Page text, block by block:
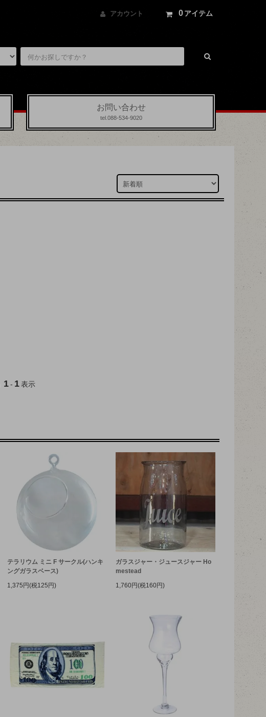
アカウント 0 アイテム
お問い合わせ
tel.088-534-9020
1- 1表示
テラリウム ミニ F サークル(ハンキ
ングガラスベース)
1,375円(税125円)
ガラスジャー・ジュースジャー Ho
mestead
1,760円(税160円)